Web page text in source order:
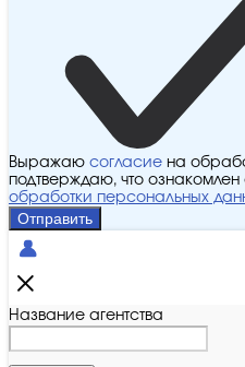
Выражаю согласие на
подтверждаю, что ознакомлен
обработки персональных
Отправить
Название агентства